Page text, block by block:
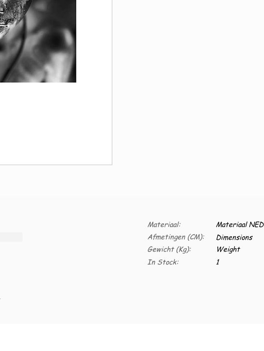
Materiaal:
Materiaal NED
Afmetingen (CM):
Dimensions
Gewicht (Kg):
Weight
In Stock:
1